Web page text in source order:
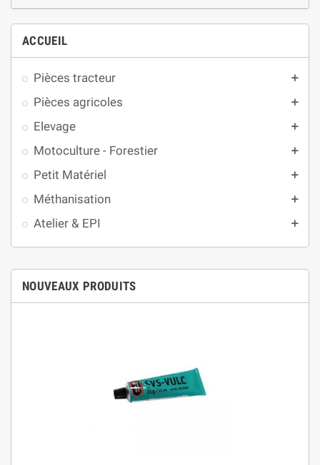
ACCUEIL
Pièces tracteur add
Pièces agricoles add
Elevage add
Motoculture - Forestier add
Petit Matériel add
Méthanisation add
Atelier & EPI add
NOUVEAUX PRODUITS